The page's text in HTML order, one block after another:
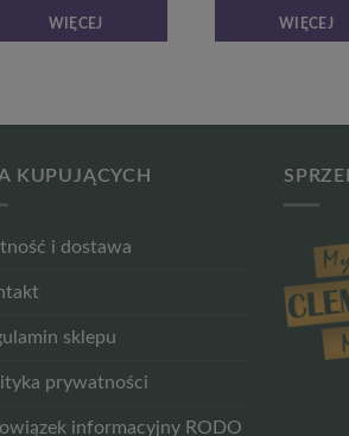
WIĘCEJ WIĘCEJ
KUPUJĄCYCH
i dostawa
sklepu
prywatności
informacyjny RODO